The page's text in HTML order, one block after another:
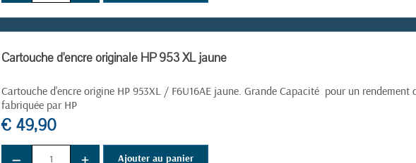
Cartouche d'encre originale HP 953 XL jaune
Cartouche d'encre origine HP 953XL / F6U16AE jaune. Grande Capacité pour un
fabriquée par HP
€ 49,90
− + Ajouter au panier